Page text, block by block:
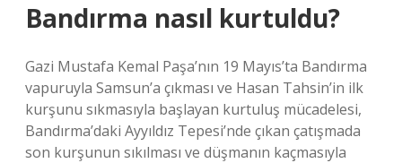
Bandırma nasıl kurtuldu?
Gazi Mustafa Kemal Paşa’nın 19 Mayıs’ta Bandırma
vapuruyla Samsun’a çıkması ve Hasan Tahsin’in ilk
kurşunu sıkmasıyla başlayan kurtuluş mücadelesi,
Bandırma’daki Ayyıldız Tepesi’nde çıkan çatışmada
son kurşunun sıkılması ve düşmanın kaçmasıyla